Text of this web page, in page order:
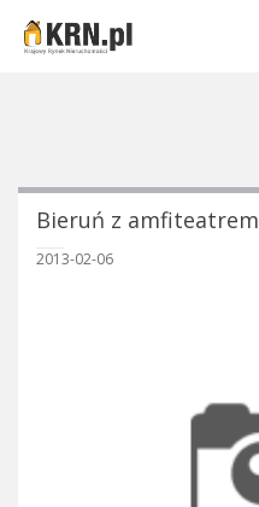
Bieruń z amfiteatrem
2013-02-06